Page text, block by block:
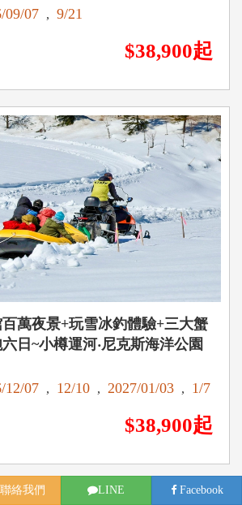
09/07 , 9/21
$38,900起
萬夜景+玩雪冰釣體驗+三大蟹
日~小樽運河‧尼克斯海洋公園
12/07 , 12/10 , 2027/01/03 , 1/7
$38,900起
絡我們 LINE Facebook